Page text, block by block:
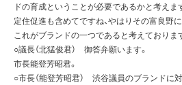
ドの育成ということが必要であるかと考えま
定住促進も含めてですね、やはりその富良野
これがブランドの一つであると考えておりま
○議長（北猛俊君） 御答弁願います。
市長能登芳昭君。
○市長（能登芳昭君） 渋谷議員のブランドに